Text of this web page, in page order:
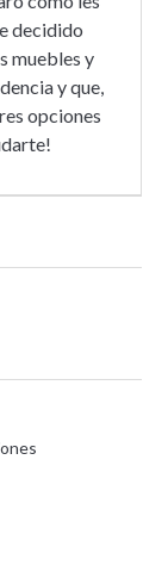
decidido
muebles y
y que,
opciones